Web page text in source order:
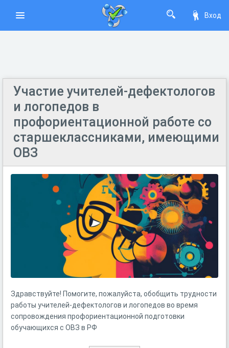
Вход
Участие учителей-дефектологов
и логопедов в
профориентационной работе со
старшеклассниками, имеющими
ОВЗ
Здравствуйте! Помогите, пожалуйста, обобщить трудности
работы учителей-дефектологов и логопедов во время
сопровождения профориентационной подготовки
обучающихся с ОВЗ в РФ